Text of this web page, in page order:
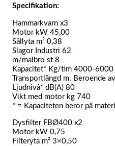
Specifikation:
Hammarkvarn x3
Motor kW 45,00
Sållyta m² 0,38
Slagor Industri 62
m/malbro st 8
Kapacitet* Kg/tim 4000-6000
Transportlängd m. Beroende
Ljudnivå* dB(A) 80
Vikt med motor kg 740
* = Kapaciteten beror på
Dysfilter FBØ400 x2
Motor kW 0,75
Filteryta m² 3×0,50